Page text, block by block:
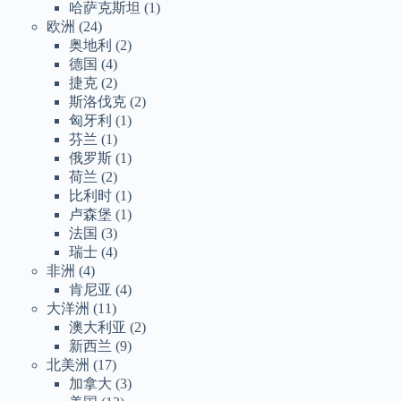
哈萨克斯坦 (1)
欧洲 (24)
奥地利 (2)
德国 (4)
捷克 (2)
斯洛伐克 (2)
匈牙利 (1)
芬兰 (1)
俄罗斯 (1)
荷兰 (2)
比利时 (1)
卢森堡 (1)
法国 (3)
瑞士 (4)
非洲 (4)
肯尼亚 (4)
大洋洲 (11)
澳大利亚 (2)
新西兰 (9)
北美洲 (17)
加拿大 (3)